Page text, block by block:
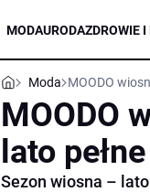
MODAURODAZDROWIE
Moda MOODO
MOODO
lato
Sezon wiosna –